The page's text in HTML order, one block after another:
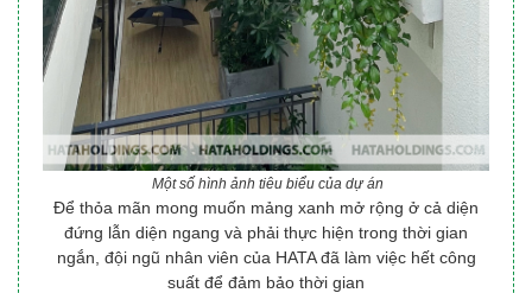
Một số hình ảnh tiêu biểu của dự án
Để thỏa mãn mong muốn mảng xanh mở rộng ở cả diện
đứng lẫn diện ngang và phải thực hiện trong thời gian
ngắn, đội ngũ nhân viên của HATA đã làm việc hết công
suất để đảm bảo thời gian